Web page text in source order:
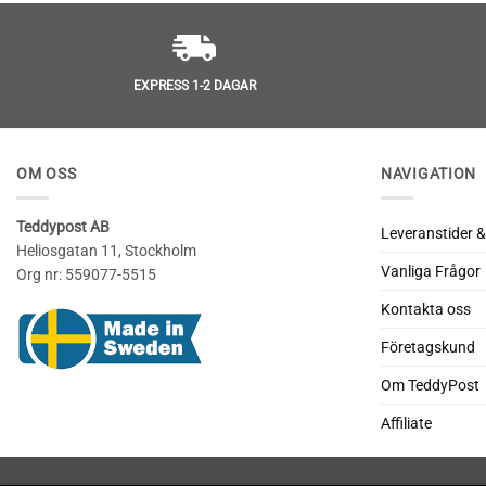
EXPRESS 1-2 DAGAR
OM OSS
Teddypost AB
Heliosgatan 11, Stockholm
Org nr: 559077-5515
NAVIGATION
Leveranstider
Vanliga Frågor
Kontakta oss
Företagskund
Om TeddyPost
Affiliate